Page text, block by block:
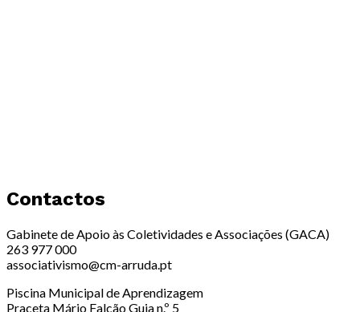
Contactos
Gabinete de Apoio às Coletividades e Associações (GACA)
263 977 000
associativismo@cm-arruda.pt
Piscina Municipal de Aprendizagem
Praceta Mário Falcão Guia n.º 5